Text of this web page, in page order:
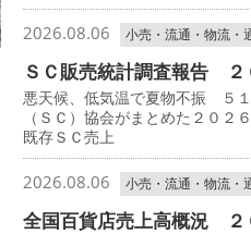
2026.08.06 小売・流通・物流・
ＳＣ販売統計調査報告 ２
悪天候、低気温で夏物不振 ５
（ＳＣ）協会がまとめた２０
既存ＳＣ売上
2026.08.06 小売・流通・物流・
全国百貨店売上高概況 ２